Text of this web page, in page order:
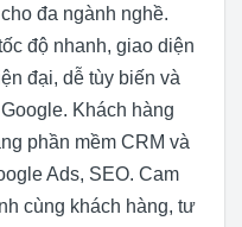
đa ngành nghề.
độ nhanh, giao diện
đại, dễ tùy biến và
Khách hàng
phần mềm CRM và
Ads, SEO. Cam
cùng khách hàng, tư